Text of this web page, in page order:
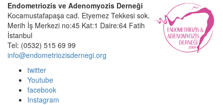
Endometriozis ve Adenomyozis Derneği
Kocamustafapaşa cad. Etyemez Tekkesi sok.
Merih İş Merkezi no:45 Kat:1 Daire:64 Fatih
İstanbul
Tel: (0532) 515 69 99
info@endometriozisdernegi.org
twitter
Youtube
facebook
Instagram